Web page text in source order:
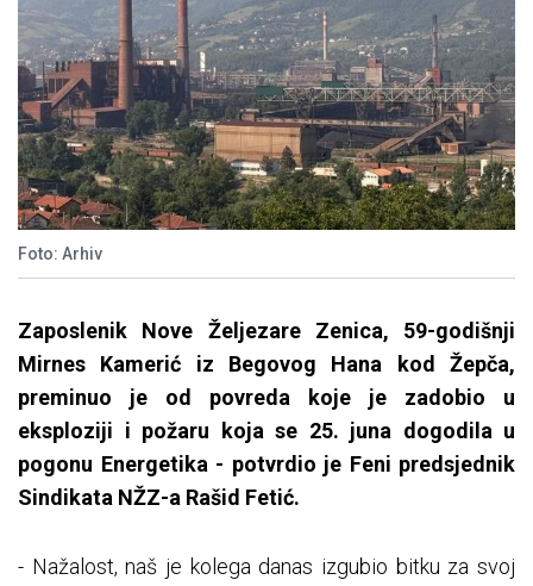
Foto: Arhiv
Zaposlenik Nove Željezare Zenica, 59-godišnji
Mirnes Kamerić iz Begovog Hana kod Žepča,
preminuo je od povreda koje je zadobio u
eksploziji i požaru koja se 25. juna dogodila u
pogonu Energetika - potvrdio je Feni predsjednik
Sindikata NŽZ-a Rašid Fetić.
- Nažalost, naš je kolega danas izgubio bitku za svoj